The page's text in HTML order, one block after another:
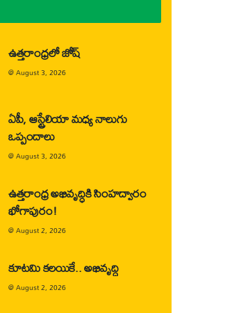
ఉత్తరాంధ్రలో జోష్
@August 3, 2026
ఏపీ, ఆస్ట్రేలియా మధ్య నాలుగు
ఒప్పందాలు
@August 3, 2026
ఉత్తరాంధ్ర అభివృద్ధికి సింహద్వారం
భోగాపురం!
@August 2, 2026
కూటమి కలయికే.. అభివృద్ధి
@August 2, 2026